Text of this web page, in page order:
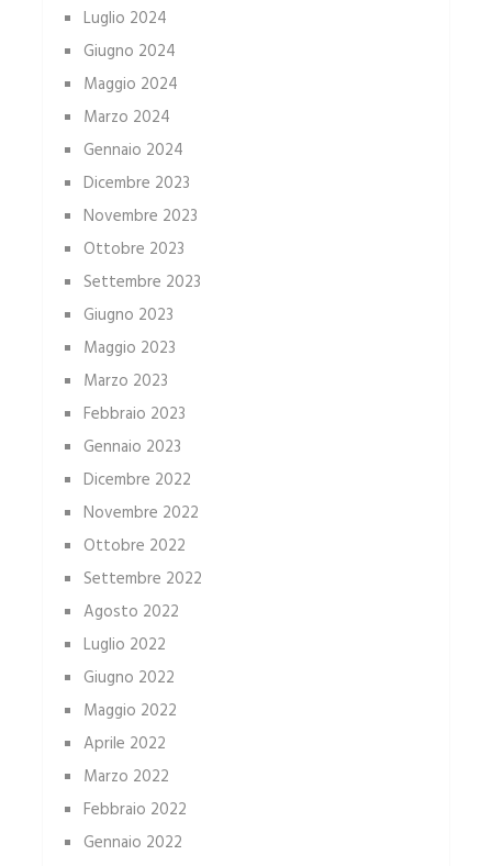
Luglio 2024
Giugno 2024
Maggio 2024
Marzo 2024
Gennaio 2024
Dicembre 2023
Novembre 2023
Ottobre 2023
Settembre 2023
Giugno 2023
Maggio 2023
Marzo 2023
Febbraio 2023
Gennaio 2023
Dicembre 2022
Novembre 2022
Ottobre 2022
Settembre 2022
Agosto 2022
Luglio 2022
Giugno 2022
Maggio 2022
Aprile 2022
Marzo 2022
Febbraio 2022
Gennaio 2022